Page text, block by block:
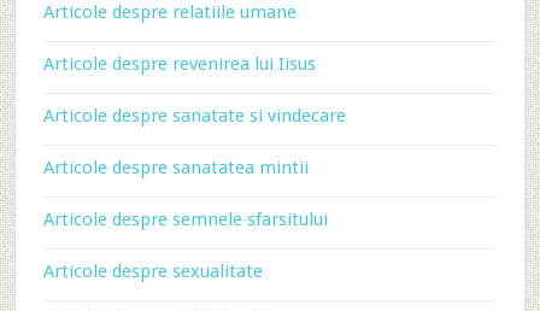
Articole despre relatiile umane
Articole despre revenirea lui Iisus
Articole despre sanatate si vindecare
Articole despre sanatatea mintii
Articole despre semnele sfarsitului
Articole despre sexualitate